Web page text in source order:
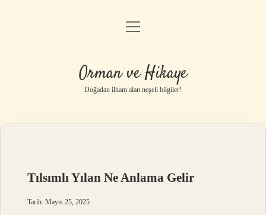
Anasayfa
Yasal Uyarı
menüyü
Orman ve Hikaye
Doğadan ilham alan neşeli bilgiler!
Tılsımlı Yılan Ne Anlama Gelir
Tarih: Mayıs 25, 2025